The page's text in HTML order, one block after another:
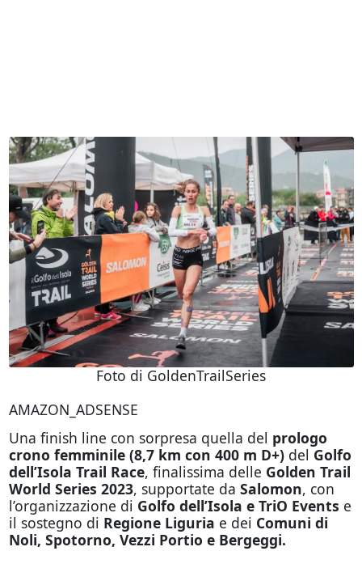
Foto di GoldenTrailSeries
AMAZON_ADSENSE
Una finish line con sorpresa quella del prologo
crono femminile (8,7 km con 400 m D+) del Golfo
dell’Isola Trail Race, finalissima delle Golden Trail
World Series 2023, supportate da Salomon, con
l’organizzazione di Golfo dell’Isola e TriO Events e
il sostegno di Regione Liguria e dei Comuni di
Noli, Spotorno, Vezzi Portio e Bergeggi.